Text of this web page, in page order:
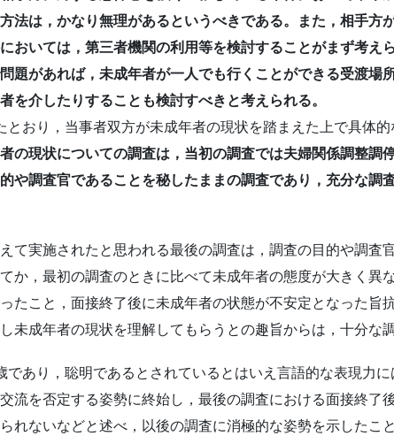
法は，かなり無理があるというべきである。また，相手方
おいては，第三者機関の利用等を検討することがまず考え
題があれば，未成年者が一人でも行くことができる受渡場
を介したりすることも検討すべきと考えられる。
おり，当事者双方が未成年者の現状を踏まえた上で具体
の現状についての調査は，当初の調査では夫婦関係調整調
や調査官であることを秘したままの調査であり，充分な調
て実施されたと思われる最後の調査は，調査の目的や調査
か，最初の調査のときに比べて未成年者の態度が大きく異
たこと，面接終了後に未成年者の状態が不安定となった旨
未成年者の現状を理解してもらうとの趣旨からは，十分な
あり，聡明であるとされているとはいえ言語的な表現力
流を否定する姿勢に終始し，最後の調査における面接終了
れないなどと述べ，以後の調査に消極的な姿勢を示したこ